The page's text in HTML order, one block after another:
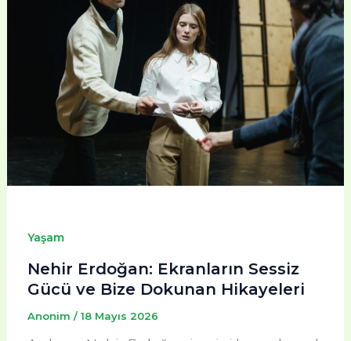
Yaşam
Nehir Erdoğan: Ekranların Sessiz
Gücü ve Bize Dokunan Hikayeleri
Anonim /18 Mayıs 2026